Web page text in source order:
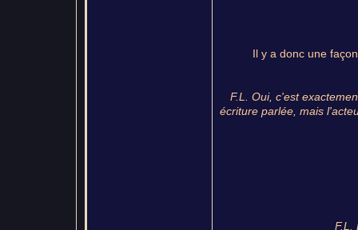
Il y a donc une
F.L. Oui, c'est
écriture parlée, mais
F.L.